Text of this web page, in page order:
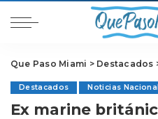
Que Paso Miami > Destacados
Destacados Noticias Nacional
Ex marine